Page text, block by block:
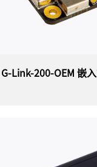
Link-200-OEM 嵌